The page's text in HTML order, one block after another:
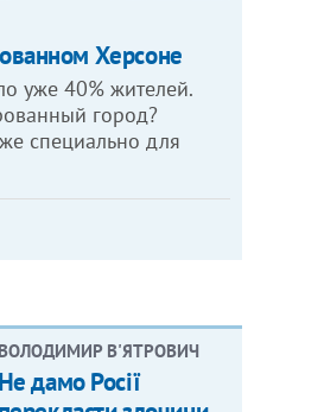
Херсоне
уже 40% жителей.
город?
специально для
ВОЛОДИМИР В'ЯТРОВИЧ
Не дамо Росії